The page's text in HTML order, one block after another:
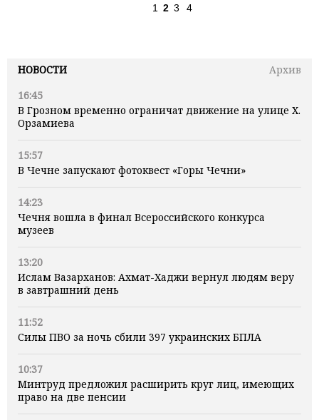
НОВОСТИ
Архив
16:45
В Грозном временно ограничат движение на улице Х.
Орзамиева
15:57
В Чечне запускают фотоквест «Горы Чечни»
14:23
Чечня вошла в финал Всероссийского конкурса
музеев
13:20
Ислам Вазарханов: Ахмат-Хаджи вернул людям веру
в завтрашний день
11:52
Силы ПВО за ночь сбили 397 украинских БПЛА
10:37
Минтруд предложил расширить круг лиц, имеющих
право на две пенсии
1 2 3 4